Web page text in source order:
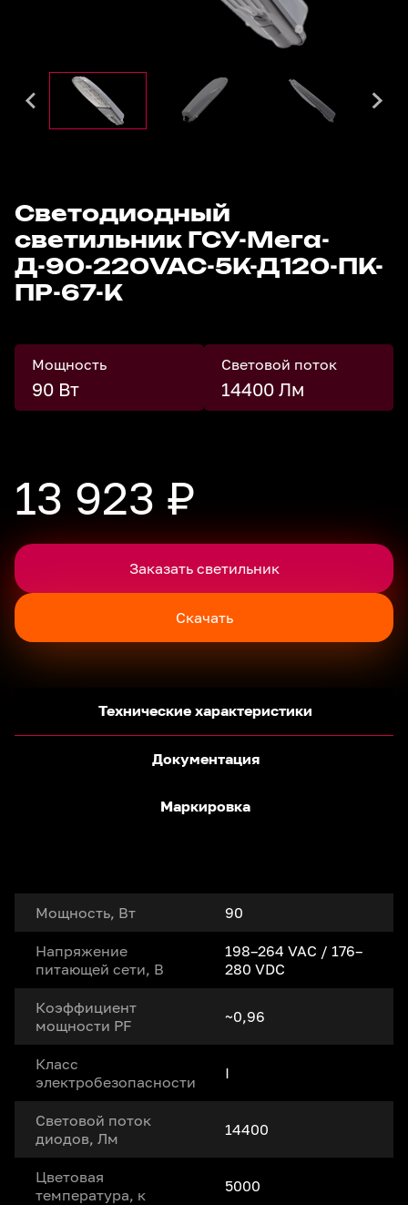
Светодиодный
светильник ГСУ-Мега-
Д-90-220VAC-5К-Д120-ПК-
ПР-67-К
Мощность
90 Вт
Световой поток
14400 Лм
13 923 ₽
Заказать светильник
Скачать
Технические характеристики
Документация
Маркировка
Мощность, Вт 90
Напряжение
питающей сети, В
198–264 VAC / 176–
280 VDC
Коэффициент
мощности PF
~0,96
Класс
электробезопасности
I
Световой поток
диодов, Лм
14400
Цветовая
температура, к
5000